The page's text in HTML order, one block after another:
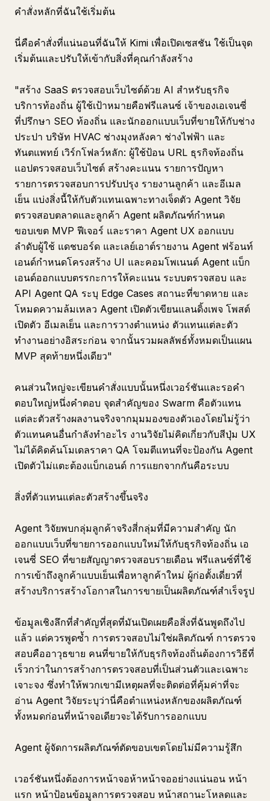
คำสั่งหลักที่ฉันใช้เริ่มต้น
นี่คือคำสั่งที่แน่นอนที่ฉันให้ Kimi เพื่อเปิดเซสชัน ใช้เป็นจุด
เริ่มต้นและปรับให้เข้ากับสิ่งที่คุณกำลังสร้าง
"สร้าง SaaS ตรวจสอบเว็บไซต์ด้วย AI สำหรับธุรกิจ
บริการท้องถิ่น ผู้ใช้เป้าหมายคือฟรีแลนซ์ เจ้าของเอเจนซี่
ที่ปรึกษา SEO ท้องถิ่น และนักออกแบบเว็บที่ขายให้กับช่าง
ประปา บริษัท HVAC ช่างมุงหลังคา ช่างไฟฟ้า และ
ทันตแพทย์ เวิร์กโฟลว์หลัก: ผู้ใช้ป้อน URL ธุรกิจท้องถิ่น
แอปตรวจสอบเว็บไซต์ สร้างคะแนน รายการปัญหา
รายการตรวจสอบการปรับปรุง รายงานลูกค้า และอีเมล
เย็น แบ่งสิ่งนี้ให้กับตัวแทนเฉพาะทางเจ็ดตัว Agent วิจัย
ตรวจสอบตลาดและลูกค้า Agent ผลิตภัณฑ์กำหนด
ขอบเขต MVP ฟีเจอร์ และราคา Agent UX ออกแบบ
ลำดับผู้ใช้ แดชบอร์ด และเลย์เอาต์รายงาน Agent ฟร้อนท์
เอนด์กำหนดโครงสร้าง UI และคอมโพเนนต์ Agent แบ็ก
เอนด์ออกแบบตรรกะการให้คะแนน ระบบตรวจสอบ และ
API Agent QA ระบุ Edge Cases สถานะที่ขาดหาย และ
โหมดความล้มเหลว Agent เปิดตัวเขียนแลนดิ้งเพจ โพสต์
เปิดตัว อีเมลเย็น และการวางตำแหน่ง ตัวแทนแต่ละตัว
ทำงานอย่างอิสระก่อน จากนั้นรวมผลลัพธ์ทั้งหมดเป็นแผน
MVP สุดท้ายหนึ่งเดียว"
คนส่วนใหญ่จะเขียนคำสั่งแบบนั้นหนึ่งเวอร์ชันและรอคำ
ตอบใหญ่หนึ่งคำตอบ จุดสำคัญของ Swarm คือตัวแทน
แต่ละตัวสร้างผลงานจริงจากมุมมองของตัวเองโดยไม่รู้ว่า
ตัวแทนคนอื่นกำลังทำอะไร งานวิจัยไม่คิดเกี่ยวกับสีปุ่ม UX
ไม่ได้คิดค้นโมเดลราคา QA โจมตีแทนที่จะป้องกัน Agent
เปิดตัวไม่แตะต้องแบ็กเอนด์ การแยกจากกันคือระบบ
สิ่งที่ตัวแทนแต่ละตัวสร้างขึ้นจริง
Agent วิจัยพบกลุ่มลูกค้าจริงสี่กลุ่มที่มีความสำคัญ นัก
ออกแบบเว็บที่ขายการออกแบบใหม่ให้กับธุรกิจท้องถิ่น เอ
เจนซี่ SEO ที่ขายสัญญาตรวจสอบรายเดือน ฟรีแลนซ์ที่ใช้
การเข้าถึงลูกค้าแบบเย็นเพื่อหาลูกค้าใหม่ ผู้ก่อตั้งเดี่ยวที่
สร้างบริการสร้างโอกาสในการขายเป็นผลิตภัณฑ์สำเร็จรูป
ข้อมูลเชิงลึกที่สำคัญที่สุดที่มันเปิดเผยคือสิ่งที่ฉันพูดถึงไป
แล้ว แต่ควรพูดซ้ำ การตรวจสอบไม่ใช่ผลิตภัณฑ์ การตรวจ
สอบคืออาวุธขาย คนที่ขายให้กับธุรกิจท้องถิ่นต้องการวิธีที่
เร็วกว่าในการสร้างการตรวจสอบที่เป็นส่วนตัวและเฉพาะ
เจาะจง ซึ่งทำให้พวกเขามีเหตุผลที่จะติดต่อที่คุ้มค่าที่จะ
อ่าน Agent วิจัยระบุว่านี่คือตำแหน่งหลักของผลิตภัณฑ์
ทั้งหมดก่อนที่หน้าจอเดียวจะได้รับการออกแบบ
Agent ผู้จัดการผลิตภัณฑ์ตัดขอบเขตโดยไม่มีความรู้สึก
เวอร์ชันหนึ่งต้องการหน้าจอห้าหน้าจออย่างแน่นอน หน้า
แรก หน้าป้อนข้อมูลการตรวจสอบ หน้าสถานะโหลดและ